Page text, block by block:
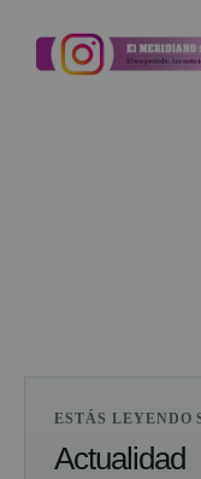
ESTÁS LEYENDO
Actualidad